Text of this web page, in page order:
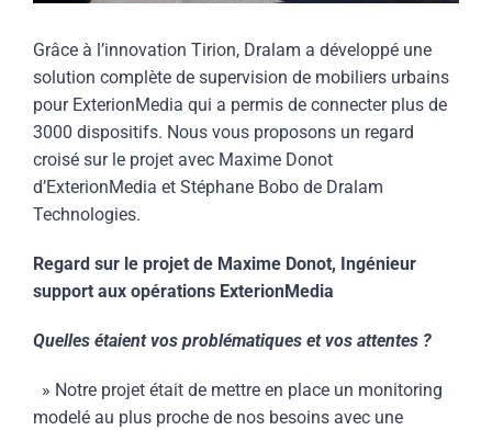
Grâce à l’innovation Tirion, Dralam a développé une
solution complète de supervision de mobiliers urbains
pour ExterionMedia qui a permis de connecter plus de
3000 dispositifs. Nous vous proposons un regard
croisé sur le projet avec Maxime Donot
d’ExterionMedia et Stéphane Bobo de Dralam
Technologies.
Regard sur le projet de Maxime Donot, Ingénieur
support aux opérations ExterionMedia
Quelles étaient vos problématiques et vos attentes ?
» Notre projet était de mettre en place un monitoring
modelé au plus proche de nos besoins avec une